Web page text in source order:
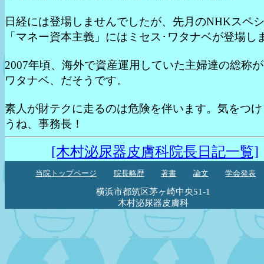
日経には登場しませんでしたが、先月のNHKスペ
「マネー資本主義」にはミセス･ワタナベが登場し
2007年頃、海外で資産運用していた主婦達の総称
ワタナベ、だそうです。
素人が財テクに走るのは危険を伴います。気をつ
うね、事務長！
[木村泌尿器皮膚科院長日記一覧]
当院トップページ 院長略歴 著書 論文 学会発表
横浜市都筑区茅ヶ崎中央51-1
木村泌尿器皮膚科